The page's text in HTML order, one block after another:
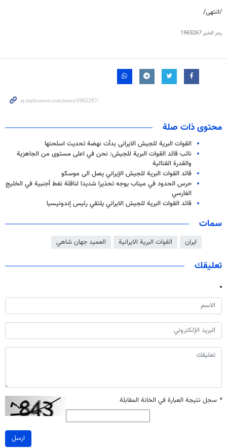
/انتهى/
رمز الخبر1965267
محتوى ذات صلة
القوات البرية للجیش الایرانی بدأت نهضة تحديث اسلحتها
نائب قائد القوات البرية للجيش: نحن في اعلى مستوى من الجاهزية
والقدرة القتالية
قائد القوات البرية للجيش الإيراني يصل الى موسكو
حرس الحدود في ميناب يوجه تحذيرا شديدا لناقلة نفط أجنبية في الخليج
الفارسي
قائد القوات البرية للجيش الايراني يلتقي رئيس إندونيسيا
سمات
ايران القوات البرية الايرانية العميد جهان شاهي
تعليقك
* سجل نتيجة العبارة في الخانة المقابلة
ارسل